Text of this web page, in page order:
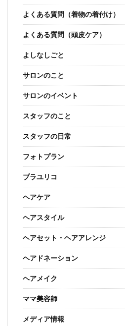
よくある質問（着物の着付け）
よくある質問（頭皮ケア）
よしなしごと
サロンのこと
サロンのイベント
スタッフのこと
スタッフの日常
フォトプラン
ブラユリコ
ヘアケア
ヘアスタイル
ヘアセット・ヘアアレンジ
ヘアドネーション
ヘアメイク
ママ美容師
メディア情報